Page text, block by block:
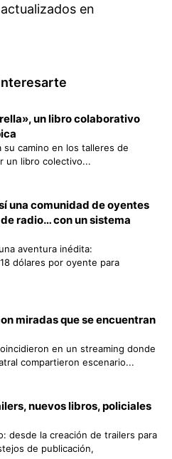
en
un libro colaborativo
camino en los talleres de
un libro colectivo...
una comunidad de oyentes
radio… con un sistema
aventura inédita:
dólares por oyente para
miradas que se encuentran
en un streaming donde
compartieron escenario...
nuevos libros, policiales
desde la creación de trailers para
de publicación,